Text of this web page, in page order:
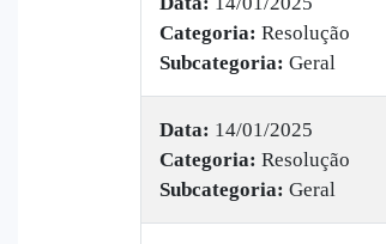
Categoria: Resolução
Subcategoria: Geral
Data: 14/01/2025
Categoria: Resolução
Subcategoria: Geral